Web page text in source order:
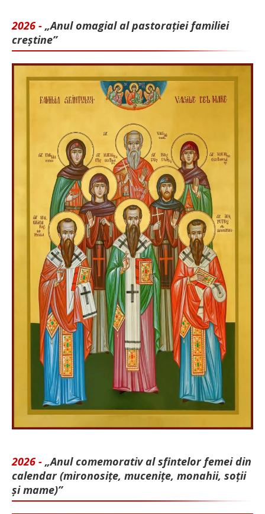
2026 - „Anul omagial al pastorației familiei
creștine”
2026 - „Anul comemorativ al sfintelor femei din
calendar (mironosițe, mu­cenițe, monahii, soții
și mame)”